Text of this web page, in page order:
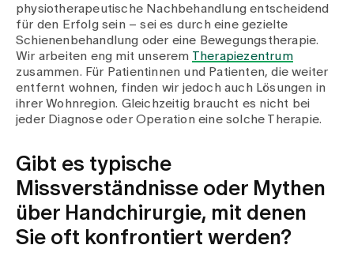
physiotherapeutische Nachbehandlung entscheidend
für den Erfolg sein – sei es durch eine gezielte
Schienenbehandlung oder eine Bewegungstherapie.
Wir arbeiten eng mit unserem Therapiezentrum
zusammen. Für Patientinnen und Patienten, die weiter
entfernt wohnen, finden wir jedoch auch Lösungen in
ihrer Wohnregion. Gleichzeitig braucht es nicht bei
jeder Diagnose oder Operation eine solche Therapie.
Gibt es typische
Missverständnisse oder Mythen
über Handchirurgie, mit denen
Sie oft konfrontiert werden?